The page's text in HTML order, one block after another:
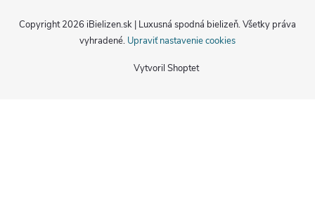
Vytvoril Shoptet
Copyright 2026 iBielizen.sk | Luxusná spodná bielizeň. Všetky práva
vyhradené. Upraviť nastavenie cookies